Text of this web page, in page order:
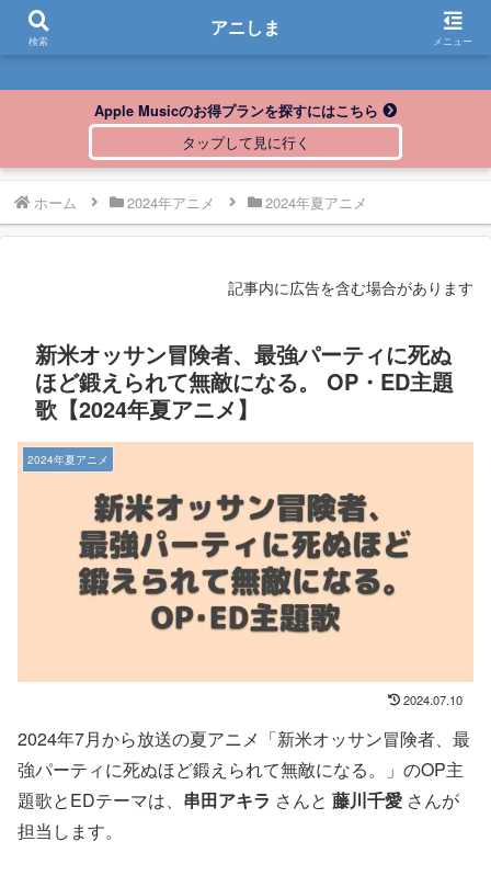
アニしま
Apple Musicのお得プランを探すにはこちら
ホーム 2024年アニメ 2024年夏アニメ
記事内に広告を含む場合があります
新米オッサン冒険者、最強パーティに死ぬ
ほど鍛えられて無敵になる。 OP・ED主題
歌【2024年夏アニメ】
2024年夏アニメ
2024.07.10
2024年7月から放送の夏アニメ「新米オッサン冒険者、最
強パーティに死ぬほど鍛えられて無敵になる。」のOP主
題歌とEDテーマは、 串田アキラ さんと 藤川千愛 さんが
担当します。
検索
アニしま
メニュー